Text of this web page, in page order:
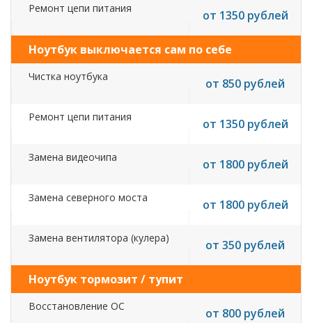
Ремонт цепи питания от 1350 рублей
Ноутбук выключается сам по себе
Чистка ноутбука от 850 рублей
Ремонт цепи питания от 1350 рублей
Замена видеочипа от 1800 рублей
Замена северного моста от 1800 рублей
Замена вентилятора (кулера) от 350 рублей
Ноутбук тормозит / тупит
Восстановление ОС от 800 рублей